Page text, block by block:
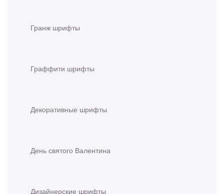
Гранж шрифты
Граффити шрифты
Декоративные шрифты
День святого Валентина
Дизайнерские шрифты